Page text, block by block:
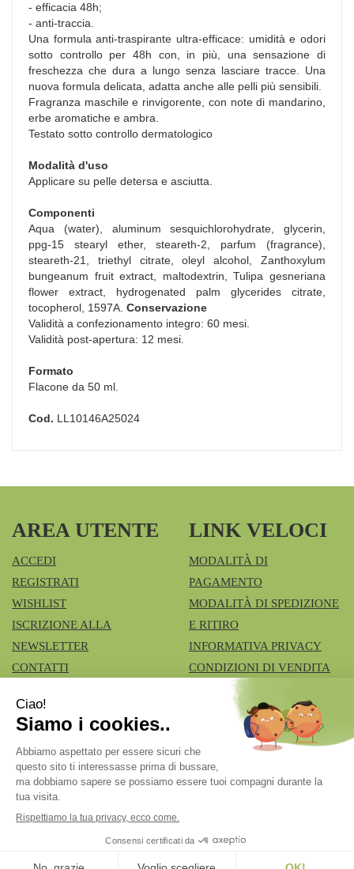
- efficacia 48h;
- anti-traccia.
Una formula anti-traspirante ultra-efficace: umidità e odori
sotto controllo per 48h con, in più, una sensazione di
freschezza che dura a lungo senza lasciare tracce. Una
nuova formula delicata, adatta anche alle pelli più sensibili.
Fragranza maschile e rinvigorente, con note di mandarino,
erbe aromatiche e ambra.
Testato sotto controllo dermatologico
Modalità d'uso
Applicare su pelle detersa e asciutta.
Componenti
Aqua (water), aluminum sesquichlorohydrate, glycerin,
ppg-15 stearyl ether, steareth-2, parfum (fragrance),
steareth-21, triethyl citrate, oleyl alcohol, Zanthoxylum
bungeanum fruit extract, maltodextrin, Tulipa gesneriana
flower extract, hydrogenated palm glycerides citrate,
tocopherol, 1597A. Conservazione
Validità a confezionamento integro: 60 mesi.
Validità post-apertura: 12 mesi.
Formato
Flacone da 50 ml.
Cod. LL10146A25024
AREA UTENTE
ACCEDI
REGISTRATI
WISHLIST
ISCRIZIONE ALLA
NEWSLETTER
CONTATTI
LINK VELOCI
MODALITÀ DI
PAGAMENTO
MODALITÀ DI SPEDIZIONE
E RITIRO
INFORMATIVA PRIVACY
CONDIZIONI DI VENDITA
COOKIE POLICY
Azienda Speciale Farmacie Comunali Vimercatesi
Lualdi, 6 - Ruginello 20871 Vimercate (MB)
fcia.vimercate1@tiscali.it|Tel.: 039668100| P.Iva:
02211980962 | Numero R.E.A.: Rea MB – 1545327
Prenofa
Web DesignFulcri srl